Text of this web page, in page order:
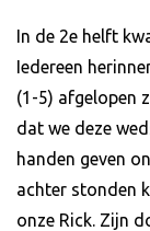
In de 2e helft
Iedereen
(1-5) afgelopen
dat we deze
handen geven
achter stonden
onze Rick. Zijn